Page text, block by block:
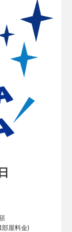
部屋料金)